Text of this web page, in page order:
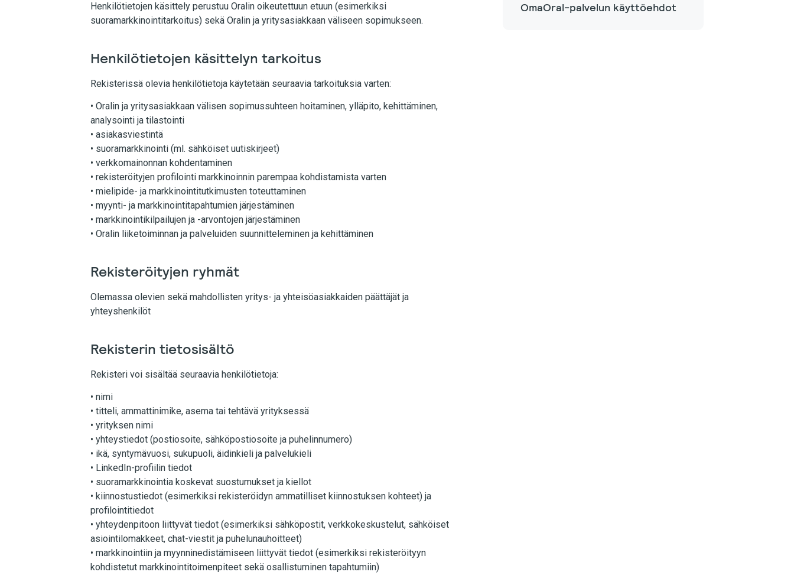
Henkilötietojen käsittely perustuu Oralin oikeutettuun etuun (esimerkiksi
suoramarkkinointitarkoitus) sekä Oralin ja yritysasiakkaan väliseen sopimukseen.
Henkilötietojen käsittelyn tarkoitus
Rekisterissä olevia henkilötietoja käytetään seuraavia tarkoituksia varten:
• Oralin ja yritysasiakkaan välisen sopimussuhteen hoitaminen, ylläpito, kehittäminen,
analysointi ja tilastointi
• asiakasviestintä
• suoramarkkinointi (ml. sähköiset uutiskirjeet)
• verkkomainonnan kohdentaminen
• rekisteröityjen profilointi markkinoinnin parempaa kohdistamista varten
• mielipide- ja markkinointitutkimusten toteuttaminen
• myynti- ja markkinointitapahtumien järjestäminen
• markkinointikilpailujen ja -arvontojen järjestäminen
• Oralin liiketoiminnan ja palveluiden suunnitteleminen ja kehittäminen
Rekisteröityjen ryhmät
Olemassa olevien sekä mahdollisten yritys- ja yhteisöasiakkaiden päättäjät ja
yhteyshenkilöt
Rekisterin tietosisältö
Rekisteri voi sisältää seuraavia henkilötietoja:
• nimi
• titteli, ammattinimike, asema tai tehtävä yrityksessä
• yrityksen nimi
• yhteystiedot (postiosoite, sähköpostiosoite ja puhelinnumero)
• ikä, syntymävuosi, sukupuoli, äidinkieli ja palvelukieli
• LinkedIn-profiilin tiedot
• suoramarkkinointia koskevat suostumukset ja kiellot
• kiinnostustiedot (esimerkiksi rekisteröidyn ammatilliset kiinnostuksen kohteet) ja
profilointitiedot
• yhteydenpitoon liittyvät tiedot (esimerkiksi sähköpostit, verkkokeskustelut, sähköiset
asiointilomakkeet, chat-viestit ja puhelunauhoitteet)
• markkinointiin ja myynninedistämiseen liittyvät tiedot (esimerkiksi rekisteröityyn
kohdistetut markkinointitoimenpiteet sekä osallistuminen tapahtumiin)
OmaOral-palvelun käyttöehdot